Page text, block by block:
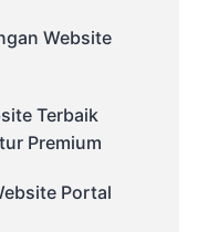
Website
Terbaik
Premium
Portal